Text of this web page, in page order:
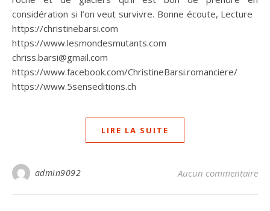
considération si l’on veut survivre. Bonne écoute, Lecture
https://christinebarsi.com
https://www.lesmondesmutants.com
chriss.barsi@gmail.com
https://www.facebook.com/ChristineBarsi.romanciere/
https://www.5senseditions.ch
LIRE LA SUITE
admin9092 Aucun commentaire